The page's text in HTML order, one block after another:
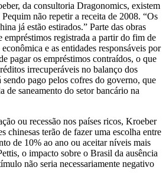
da consultoria Dragonomics, existem
Pequim não repetir a receita de 2008. “Os
já estão estirados.” Parte das obras
empréstimos registrada a partir do fim de
e as entidades responsáveis por
pagar os empréstimos contraídos, o que
irrecuperáveis no balanço dos
sendo pago pelos cofres do governo, que
de saneamento do setor bancário na
ou recessão nos países ricos, Kroeber
chinesas terão de fazer uma escolha entre
de 10% ao ano ou aceitar níveis mais
o impacto sobre o Brasil da ausência
não seria necessariamente negativo